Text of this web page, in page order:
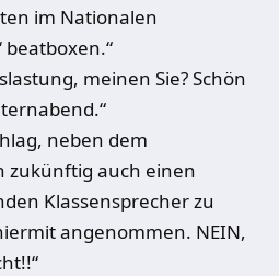
im Nationalen
beatboxen.“
meinen Sie? Schön
neben dem
zukünftig auch einen
Klassensprecher zu
angenommen. NEIN,